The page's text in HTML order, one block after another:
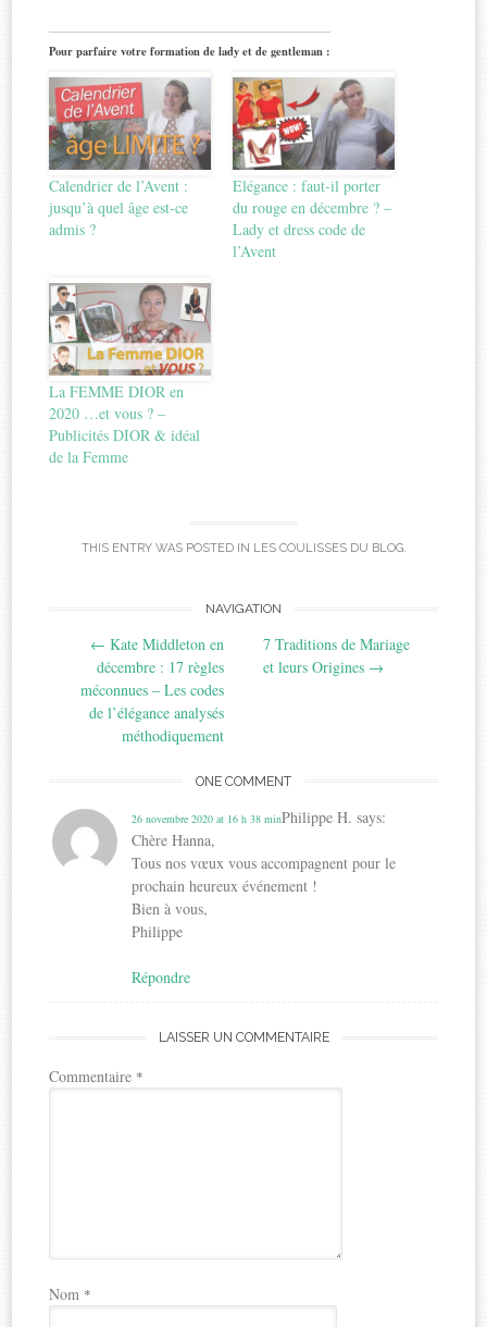
Pour parfaire votre formation de lady et de gentleman :
Calendrier de l’Avent :
jusqu’à quel âge est-ce
admis ?
Elégance : faut-il porter
du rouge en décembre ? –
Lady et dress code de
l’Avent
La FEMME DIOR en
2020 …et vous ? –
Publicités DIOR & idéal
de la Femme
THIS ENTRY WAS POSTED IN LES COULISSES DU BLOG.
navigation
NAVIGATION
← Kate Middleton en
décembre : 17 règles
méconnues – Les codes
de l’élégance analysés
méthodiquement
7 Traditions de Mariage
et leurs Origines →
ONE COMMENT
Philippe H. says:
26 novembre 2020 at 16 h 38 min
Chère Hanna,
Tous nos vœux vous accompagnent pour le
prochain heureux événement !
Bien à vous,
Philippe
Répondre
LAISSER UN COMMENTAIRE
Commentaire *
Nom *